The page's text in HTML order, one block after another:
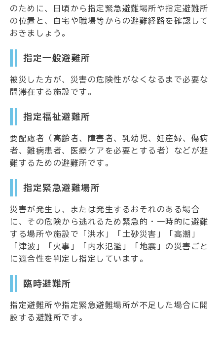
のために、日頃から指定緊急避難場所や指定避難所
の位置と、自宅や職場等からの避難経路を確認して
おきましょう。
指定一般避難所
被災した方が、災害の危険性がなくなるまで必要な
間滞在する施設です。
指定福祉避難所
要配慮者（高齢者、障害者、乳幼児、妊産婦、傷病
者、難病患者、医療ケアを必要とする者）などが避
難するための避難所です。
指定緊急避難場所
災害が発生し、または発生するおそれのある場合
に、その危険から逃れるため緊急的・一時的に避難
する場所や施設で「洪水」「土砂災害」「高潮」
「津波」「火事」「内水氾濫」「地震」の災害ごと
に適合性を判定し指定しています。
臨時避難所
指定避難所や指定緊急避難場所が不足した場合に開
設する避難所です。